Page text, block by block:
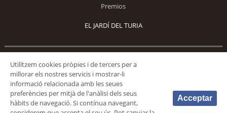
Premios
EL JARDÍ DEL TURIA
Utilitzem cookies pròpies i de tercers per a
millorar els nostres servicis i mostrar-li
informació relacionada amb les seues
preferències per mitjà de l'anàlisi dels seus
hàbits de navegació. Si contínua navegant,
Acceptar